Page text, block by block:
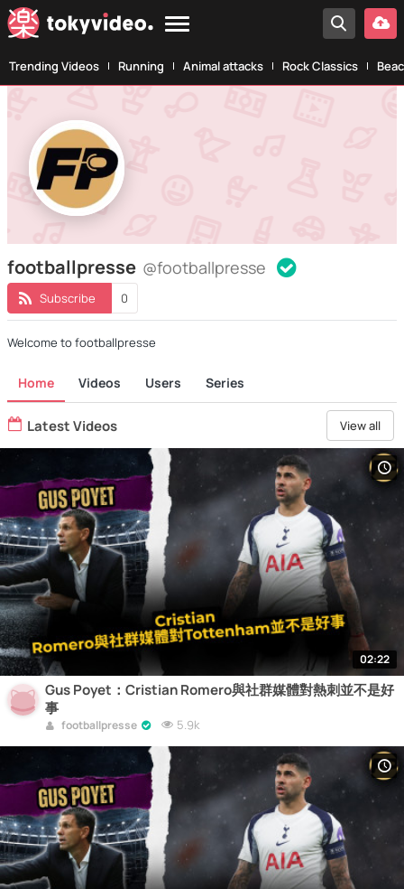
Trending Videos Running Animal attacks Rock Classics
footballpresse @footballpresse
Subscribe 0
Welcome to footballpresse
Home Videos Users Series
Latest Videos View all
02:22
Gus Poyet：Cristian Romero與社群媒體對熱刺並不是好
事
footballpresse 5.9k